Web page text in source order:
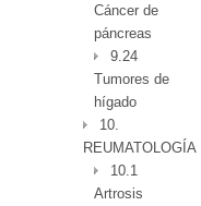
Cáncer de
páncreas
9.24
Tumores de
hígado
10.
REUMATOLOGÍA
10.1
Artrosis